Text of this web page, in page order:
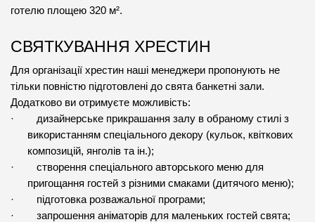
готелю площею 320 м².
СВЯТКУВАННЯ ХРЕСТИН
Для організації хрестин наші менеджери пропонують не
тільки повністю підготовлені до свята банкетні зали.
Додатково ви отримуєте можливість:
·        дизайнерське прикрашання залу в обраному стилі з
використанням спеціального декору (кульок, квіткових
композицій, янголів та ін.);
·        створення спеціального авторського меню для
пригощання гостей з різними смаками (дитячого меню);
·        підготовка розважальної програми;
·        запрошення аніматорів для маленьких гостей свята;